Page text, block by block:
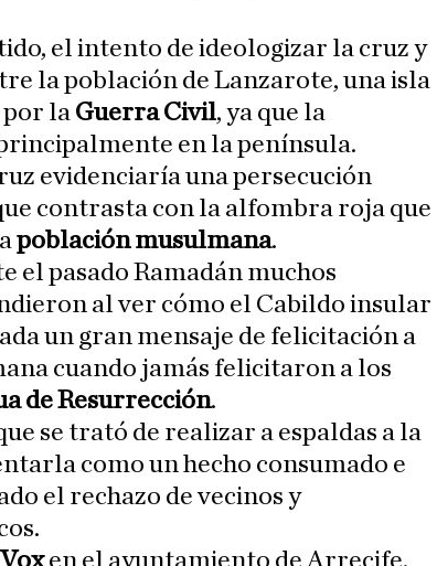
el intento de ideologizar la cruz y
la población de Lanzarote, una isla
por la Guerra Civil, ya que la
en la península.
evidenciaría una persecución
contrasta con la alfombra roja que
población musulmana.
el pasado Ramadán muchos
al ver cómo el Cabildo insular
un gran mensaje de felicitación a
cuando jamás felicitaron a los
de Resurrección.
se trató de realizar a espaldas a la
como un hecho consumado e
el rechazo de vecinos y